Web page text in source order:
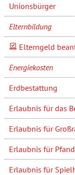
Unionsbürger
Elternbildung
Elterngeld
Energiekosten
Erdbestattung
Erlaubnis für das
Erlaubnis für
Erlaubnis für
Erlaubnis für